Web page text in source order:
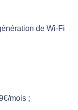
de Wi-Fi
mois ;